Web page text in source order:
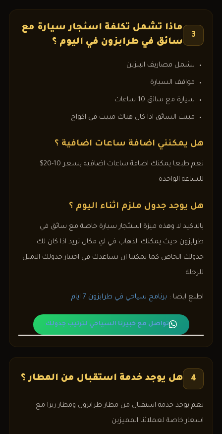
3
ماذا تشمل تكلفة اسئجار سيارة مع
سائق في طرابزون في اليوم ؟
يشمل مصاريف البنزين
مواقف السيارة
سيارة مع سائق 10 ساعات
مبيت السائق اذا كان هناك مبيت في اكواخ
هل يمكنني اضافة ساعات اضافية ؟
نعم طبعا يمكنك اضافة ساعات اضافية بسعر 10-20$
للساعة الواحدة
هل يوجد جدول ملزم اثناء اليوم ؟
بالتاكيد لا وهذه ميزة استئجار سيارة خاصة مع سائق في
طرابزون حيث يمكنك الذهاب في اي مكان تريد اذا كان لك
جدولك الخاص كما يمكننا ان نساعدك في اختيار جدولك الامثل
للرحلة
اطلع ايضا : برنامج سياحي في طرابزون 7 ايام
تواصل مع خبيرنا السياحي لترتيب جدولك
4 هل يوجد خدمة استقبال من المطار ؟
نعم يوجد خدمة استقبال من مطار طرابزون ومطار ريزا مع
اسعار خاصة لعملائنا المميزين